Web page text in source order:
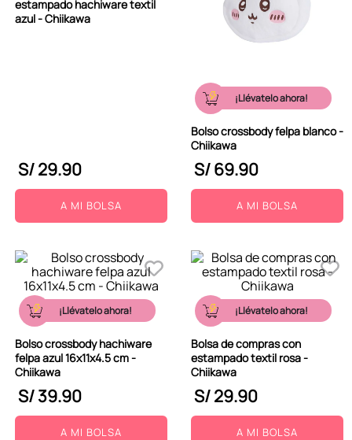
estampado hachiware textil
azul - Chiikawa
S/29.90
A MI BOLSA
¡Llévatelo ahora!
Bolso crossbody felpa blanco -
Chiikawa
S/69.90
A MI BOLSA
¡Llévatelo ahora!
Bolso crossbody hachiware
felpa azul 16x11x4.5 cm -
Chiikawa
S/39.90
A MI BOLSA
¡Llévatelo ahora!
Bolsa de compras con
estampado textil rosa -
Chiikawa
S/29.90
A MI BOLSA